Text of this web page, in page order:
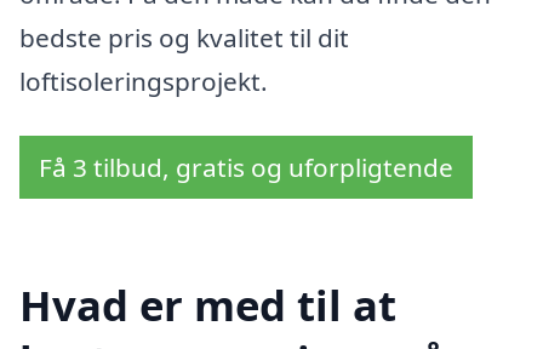
bedste pris og kvalitet til dit
loftisoleringsprojekt.
Få 3 tilbud, gratis og uforpligtende
Hvad er med til at